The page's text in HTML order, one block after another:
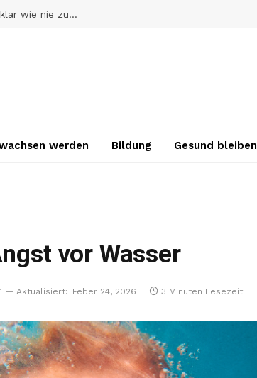
Der Bauernhof-Effekt, so klar wie nie zuvor
werden Bildung Gesund bleiben
vor Wasser
Aktualisiert: Feber 24, 2026 3 Minuten Lesezeit